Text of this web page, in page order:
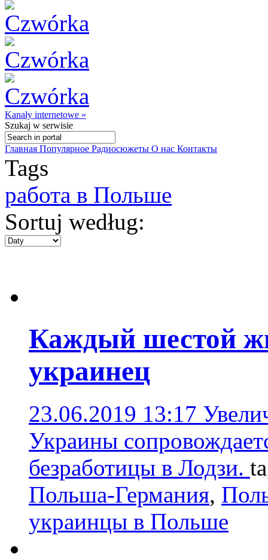
Kanały internetowe »
Szukaj w serwisie
Главная Популярное Радиосюжеты О нас Контакты
Tags
работа в Польше
Sortuj według:
Каждый шестой
украинец
23.06.2019 13:17
Украины
безработицы в Лодзи.
Польша-Германия,
украинцы в Польше